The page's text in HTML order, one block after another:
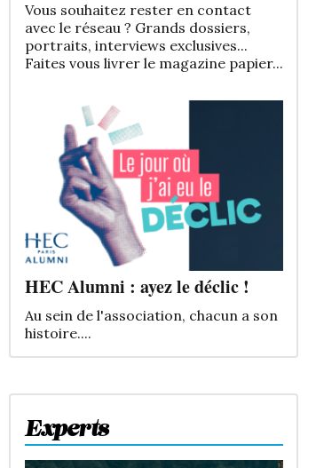
Experts
Vous souhaitez rester en contact
avec le réseau ? Grands dossiers,
portraits, interviews exclusives...
Faites vous livrer le magazine papier...
HEC Alumni : ayez le déclic !
Au sein de l'association, chacun a son
histoire....